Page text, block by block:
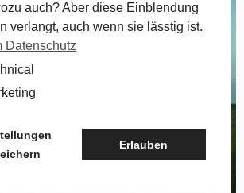
auch? Aber diese Einblendung
verlangt, auch wenn sie lässtig ist.
Datenschutz
Erlauben